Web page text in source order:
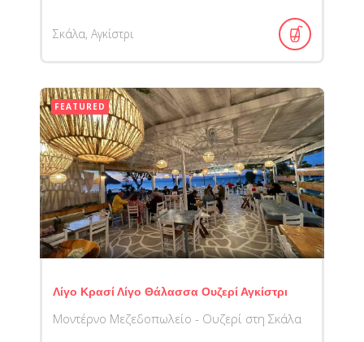
Σκάλα, Αγκίστρι
FEATURED
Λίγο Κρασί Λίγο Θάλασσα Ουζερί Αγκίστρι
Μοντέρνο Μεζεδοπωλείο - Ουζερί στη Σκάλα